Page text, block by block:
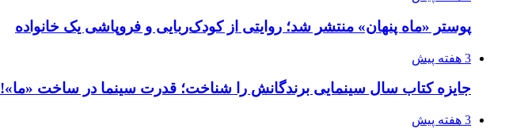
پوستر «ماه پنهان» منتشر شد؛ روایتی از کودک‌ربایی و فروپاشی یک خانواده
3 هفته پیش
جایزه کتاب سال سینمایی برندگانش را شناخت؛ قدرت سینما در ساخت «ما»!
3 هفته پیش